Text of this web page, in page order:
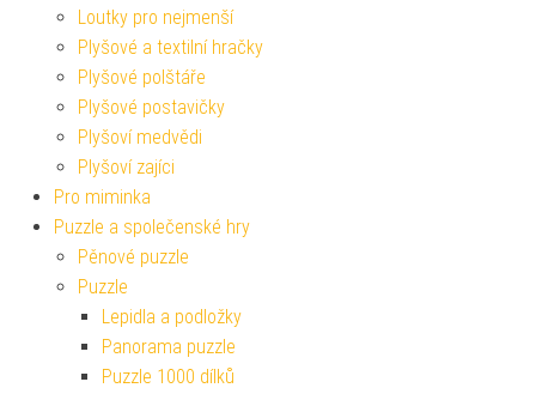
Loutky pro nejmenší
Plyšové a textilní hračky
Plyšové polštáře
Plyšové postavičky
Plyšoví medvědi
Plyšoví zajíci
Pro miminka
Puzzle a společenské hry
Pěnové puzzle
Puzzle
Lepidla a podložky
Panorama puzzle
Puzzle 1000 dílků